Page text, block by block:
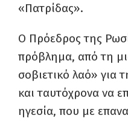
«Πατρίδας».
Ο Πρόεδρος της
πρόβλημα, από τη
σοβιετικό λαό» για
και ταυτόχρονα να
ηγεσία, που με